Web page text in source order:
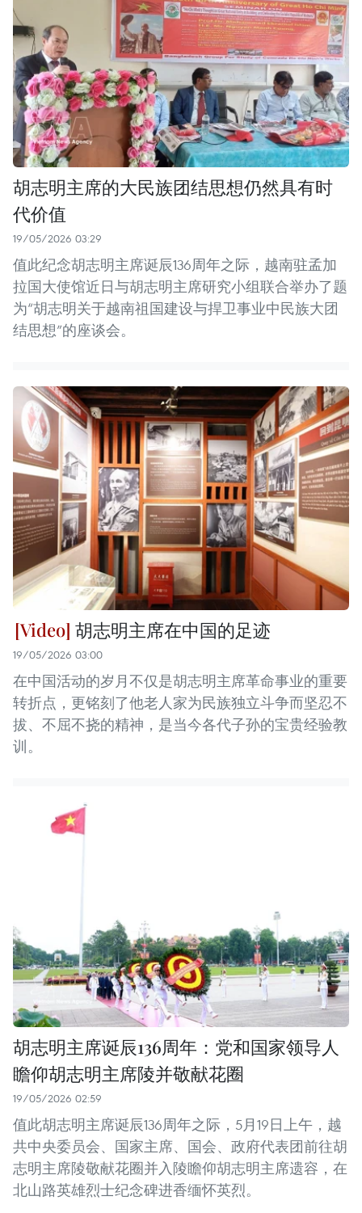
胡志明主席的大民族团结思想仍然具有时
代价值
19/05/2026 03:29
值此纪念胡志明主席诞辰136周年之际，越南驻孟加
拉国大使馆近日与胡志明主席研究小组联合举办了题
为“胡志明关于越南祖国建设与捍卫事业中民族大团
结思想”的座谈会。
胡志明主席在中国的足迹
19/05/2026 03:00
在中国活动的岁月不仅是胡志明主席革命事业的重要
转折点，更铭刻了他老人家为民族独立斗争而坚忍不
拔、不屈不挠的精神，是当今各代子孙的宝贵经验教
训。
胡志明主席诞辰136周年：党和国家领导人
瞻仰胡志明主席陵并敬献花圈
19/05/2026 02:59
值此胡志明主席诞辰136周年之际，5月19日上午，越
共中央委员会、国家主席、国会、政府代表团前往胡
志明主席陵敬献花圈并入陵瞻仰胡志明主席遗容，在
北山路英雄烈士纪念碑进香缅怀英烈。